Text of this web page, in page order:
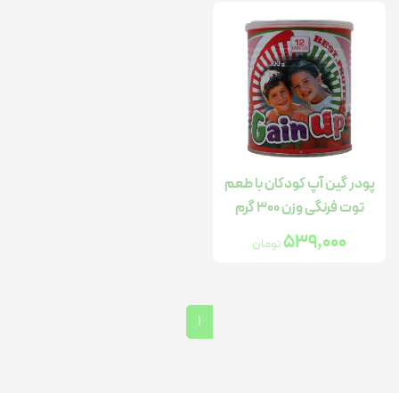
پودر گین آپ کودکان با طعم
توت فرنگی وزن 300 گرم
539,000تومان
1